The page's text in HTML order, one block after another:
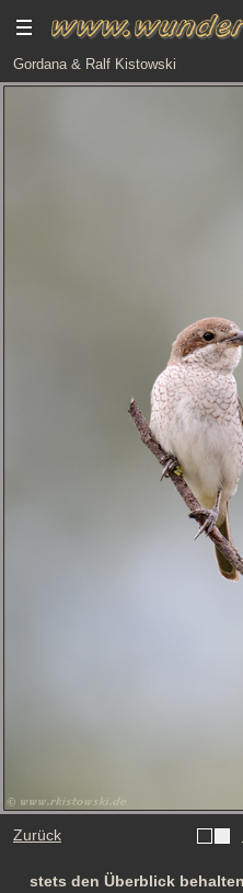
Gordana & Ralf Kistowski
Zurück
stets den Überblick